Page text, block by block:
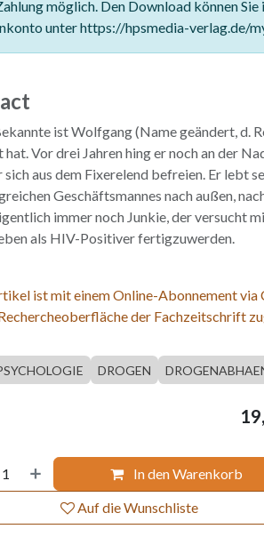
möglich. Den Download können Sie
unter https://hpsmedia-verlag.de/
ist Wolfgang (Name geändert, d.
Vor drei Jahren hing er noch an der
sich aus dem Fixerelend befreien. Er lebt
Geschäftsmannes nach außen,
immer noch Junkie, der versucht
als HIV-Positiver fertigzuwerden.
ist mit einem Online-Abonnement via
der Fachzeitschrift
DROGEN
In den Warenkorb
Auf die Wunschliste